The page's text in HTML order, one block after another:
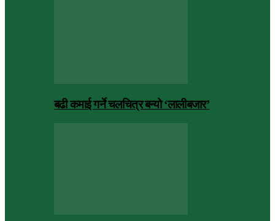
बढी कमाई गर्ने चलचित्र बन्यो ‘लालीबजार’